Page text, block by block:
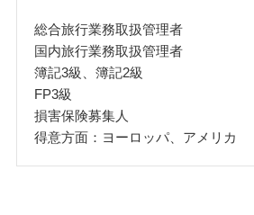
総合旅行業務取扱管理者
国内旅行業務取扱管理者
簿記3級、簿記2級
FP3級
損害保険募集人
得意方面：ヨーロッパ、アメリカ